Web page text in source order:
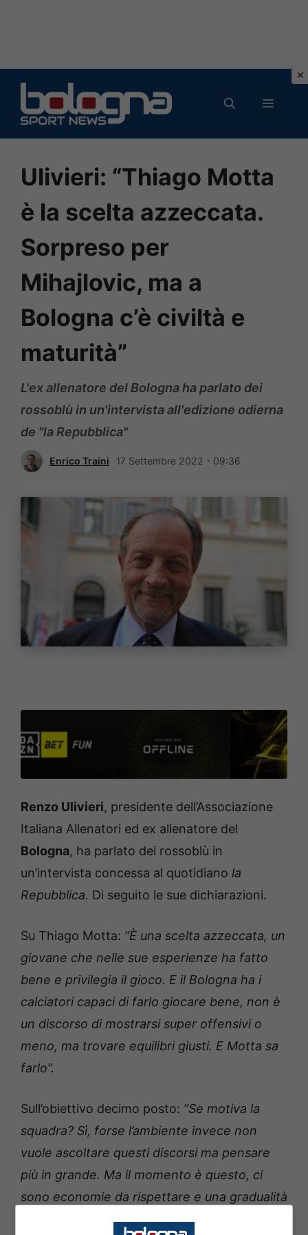
contenuto
MENU
Ulivieri: “Thiago Motta
è la scelta azzeccata.
Sorpreso per
Mihajlovic, ma a
Bologna c’è civiltà e
maturità”
L'ex allenatore del Bologna ha parlato dei
rossoblù in un'intervista all'edizione odierna
de "la Repubblica"
Enrico Traini 17 Settembre 2022 - 09:36
Renzo Ulivieri, presidente dell’Associazione
Italiana Allenatori ed ex allenatore del
Bologna, ha parlato dei rossoblù in
un’intervista concessa al quotidiano la
Repubblica. Di seguito le sue dichiarazioni.
Su Thiago Motta: “È una scelta azzeccata, un
giovane che nelle sue esperienze ha fatto
bene e privilegia il gioco. E il Bologna ha i
calciatori capaci di farlo giocare bene, non è
un discorso di mostrarsi super offensivi o
meno, ma trovare equilibri giusti. E Motta sa
farlo”.
Sull’obiettivo decimo posto: “Se motiva la
squadra? Sì, forse l’ambiente invece non
vuole ascoltare questi discorsi ma pensare
più in grande. Ma il momento è questo, ci
sono economie da rispettare e una gradualità
necessaria, poi col tempo si potrà iniziare a